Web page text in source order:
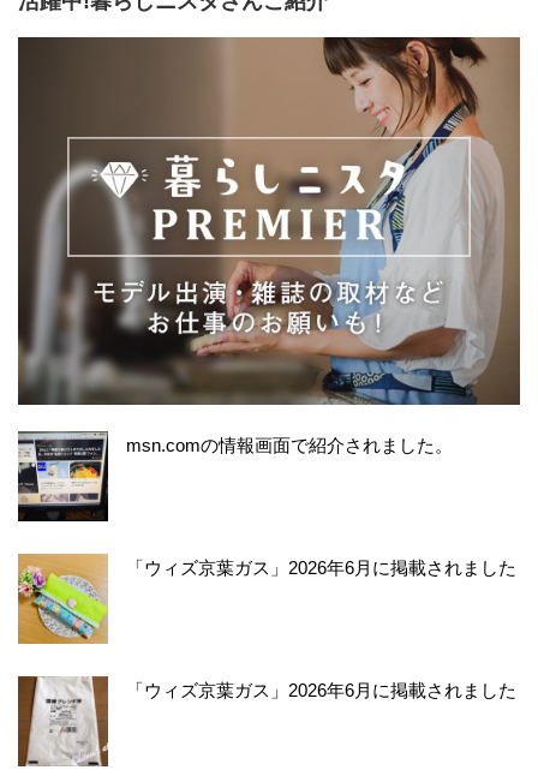
msn.comの情報画面で紹介されました。
「ウィズ京葉ガス」2026年6月に掲載されました
「ウィズ京葉ガス」2026年6月に掲載されました